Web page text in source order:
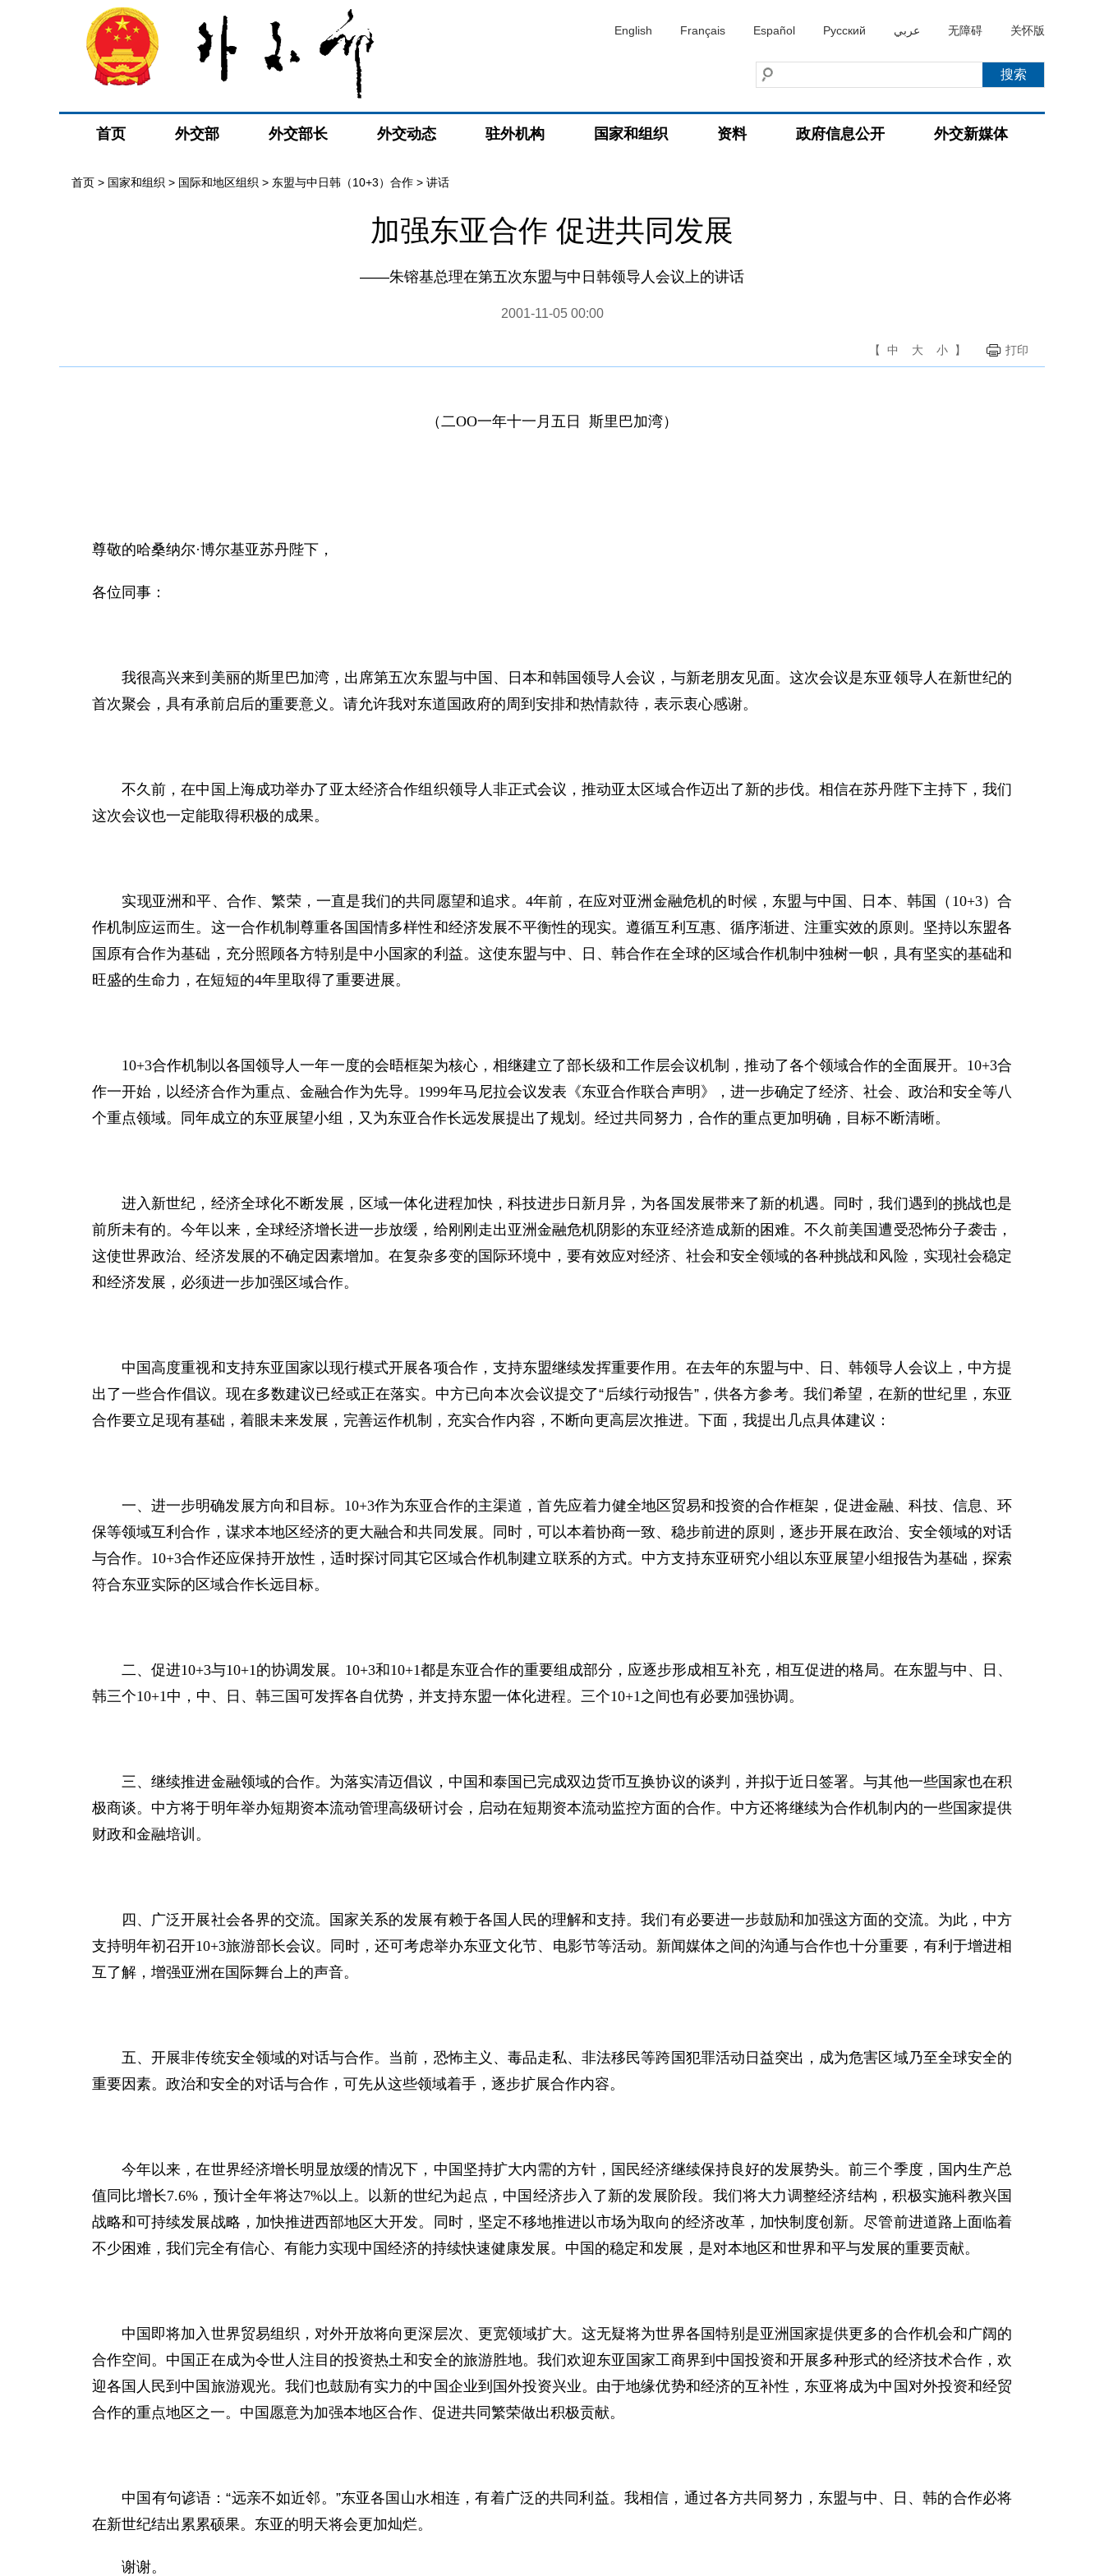
English Français Español Русский عربي 无障碍 关怀版
首页 外交部 外交部长 外交动态 驻外机构 国家和组织 资料 政府信息公开 外交新媒体
首页 > 国家和组织 > 国际和地区组织 > 东盟与中日韩（10+3）合作 > 讲话
加强东亚合作 促进共同发展
——朱镕基总理在第五次东盟与中日韩领导人会议上的讲话
2001-11-05 00:00
【 中 大 小 】 打印
（二OO一年十一月五日 斯里巴加湾）
尊敬的哈桑纳尔·博尔基亚苏丹陛下，
各位同事：
我很高兴来到美丽的斯里巴加湾，出席第五次东盟与中国、日本和韩国领导人会议，与新老朋友见面。这次会议是东亚领导人在新世纪的
首次聚会，具有承前启后的重要意义。请允许我对东道国政府的周到安排和热情款待，表示衷心感谢。
不久前，在中国上海成功举办了亚太经济合作组织领导人非正式会议，推动亚太区域合作迈出了新的步伐。相信在苏丹陛下主持下，我们
这次会议也一定能取得积极的成果。
实现亚洲和平、合作、繁荣，一直是我们的共同愿望和追求。 4年前，在应对亚洲金融危机的时候，东盟与中国、日本、韩国（ 10+3）合
作机制应运而生。这一合作机制尊重各国国情多样性和经济发展不平衡性的现实。遵循互利互惠、循序渐进、注重实效的原则。坚持以东盟各
国原有合作为基础，充分照顾各方特别是中小国家的利益。这使东盟与中、日、韩合作在全球的区域合作机制中独树一帜，具有坚实的基础和
旺盛的生命力，在短短的4年里取得了重要进展。
10+3合作机制以各国领导人一年一度的会晤框架为核心，相继建立了部长级和工作层会议机制，推动了各个领域合作的全面展开。 10+3合
作一开始，以经济合作为重点、金融合作为先导。 1999年马尼拉会议发表《东亚合作联合声明》，进一步确定了经济、社会、政治和安全等八
个重点领域。同年成立的东亚展望小组，又为东亚合作长远发展提出了规划。经过共同努力，合作的重点更加明确，目标不断清晰。
进入新世纪，经济全球化不断发展，区域一体化进程加快，科技进步日新月异，为各国发展带来了新的机遇。同时，我们遇到的挑战也是
前所未有的。今年以来，全球经济增长进一步放缓，给刚刚走出亚洲金融危机阴影的东亚经济造成新的困难。不久前美国遭受恐怖分子袭击，
这使世界政治、经济发展的不确定因素增加。在复杂多变的国际环境中，要有效应对经济、社会和安全领域的各种挑战和风险，实现社会稳定
和经济发展，必须进一步加强区域合作。
中国高度重视和支持东亚国家以现行模式开展各项合作，支持东盟继续发挥重要作用。在去年的东盟与中、日、韩领导人会议上，中方提
出了一些合作倡议。现在多数建议已经或正在落实。中方已向本次会议提交了“后续行动报告”，供各方参考。我们希望，在新的世纪里，东亚
合作要立足现有基础，着眼未来发展，完善运作机制，充实合作内容，不断向更高层次推进。下面，我提出几点具体建议：
一、进一步明确发展方向和目标。 10+3作为东亚合作的主渠道，首先应着力健全地区贸易和投资的合作框架，促进金融、科技、信息、环
保等领域互利合作，谋求本地区经济的更大融合和共同发展。同时，可以本着协商一致、稳步前进的原则，逐步开展在政治、安全领域的对话
与合作。 10+3合作还应保持开放性，适时探讨同其它区域合作机制建立联系的方式。中方支持东亚研究小组以东亚展望小组报告为基础，探索
符合东亚实际的区域合作长远目标。
二、促进10+3与10+1的协调发展。 10+3和10+1都是东亚合作的重要组成部分，应逐步形成相互补充，相互促进的格局。在东盟与中、日、
韩三个10+1中，中、日、韩三国可发挥各自优势，并支持东盟一体化进程。三个10+1之间也有必要加强协调。
三、继续推进金融领域的合作。为落实清迈倡议，中国和泰国已完成双边货币互换协议的谈判，并拟于近日签署。与其他一些国家也在积
极商谈。中方将于明年举办短期资本流动管理高级研讨会，启动在短期资本流动监控方面的合作。中方还将继续为合作机制内的一些国家提供
财政和金融培训。
四、广泛开展社会各界的交流。国家关系的发展有赖于各国人民的理解和支持。我们有必要进一步鼓励和加强这方面的交流。为此，中方
支持明年初召开10+3旅游部长会议。同时，还可考虑举办东亚文化节、电影节等活动。新闻媒体之间的沟通与合作也十分重要，有利于增进相
互了解，增强亚洲在国际舞台上的声音。
五、开展非传统安全领域的对话与合作。当前，恐怖主义、毒品走私、非法移民等跨国犯罪活动日益突出，成为危害区域乃至全球安全的
重要因素。政治和安全的对话与合作，可先从这些领域着手，逐步扩展合作内容。
今年以来，在世界经济增长明显放缓的情况下，中国坚持扩大内需的方针，国民经济继续保持良好的发展势头。前三个季度，国内生产总
值同比增长7.6% ，预计全年将达7%以上。以新的世纪为起点，中国经济步入了新的发展阶段。我们将大力调整经济结构，积极实施科教兴国
战略和可持续发展战略，加快推进西部地区大开发。同时，坚定不移地推进以市场为取向的经济改革，加快制度创新。尽管前进道路上面临着
不少困难，我们完全有信心、有能力实现中国经济的持续快速健康发展。中国的稳定和发展，是对本地区和世界和平与发展的重要贡献。
中国即将加入世界贸易组织，对外开放将向更深层次、更宽领域扩大。这无疑将为世界各国特别是亚洲国家提供更多的合作机会和广阔的
合作空间。中国正在成为令世人注目的投资热土和安全的旅游胜地。我们欢迎东亚国家工商界到中国投资和开展多种形式的经济技术合作，欢
迎各国人民到中国旅游观光。我们也鼓励有实力的中国企业到国外投资兴业。由于地缘优势和经济的互补性，东亚将成为中国对外投资和经贸
合作的重点地区之一。中国愿意为加强本地区合作、促进共同繁荣做出积极贡献。
中国有句谚语：“远亲不如近邻。”东亚各国山水相连，有着广泛的共同利益。我相信，通过各方共同努力，东盟与中、日、韩的合作必将
在新世纪结出累累硕果。东亚的明天将会更加灿烂。
谢谢。